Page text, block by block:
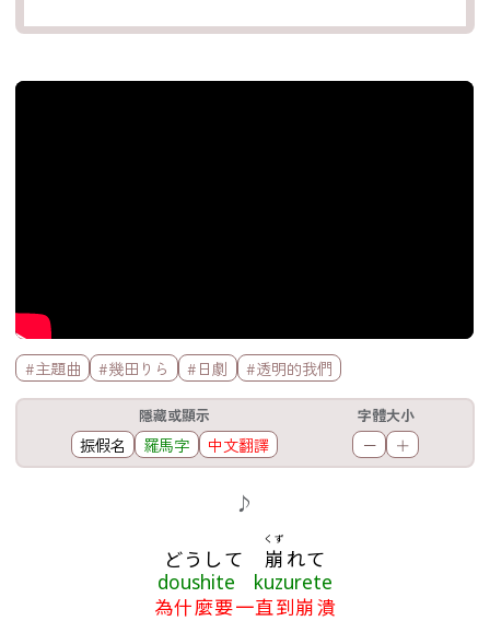
官方Youtube影片
標籤欄
#主題曲 #幾田りら #日劇 #透明的我們
隱藏或顯示
振假名 羅馬字 中文翻譯
字體大小
－ ＋
♪
どうして 崩
くず
れて
doushite kuzurete
為什麼要一直到崩潰